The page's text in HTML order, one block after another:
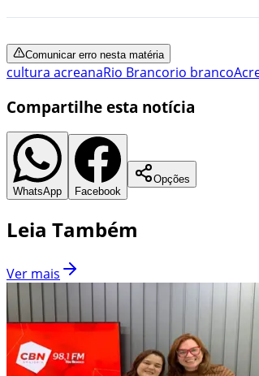
Comunicar erro nesta matéria
cultura acreanaRio Brancorio branco
Compartilhe esta notícia
WhatsApp Facebook
Opções
Leia Também
Ver mais